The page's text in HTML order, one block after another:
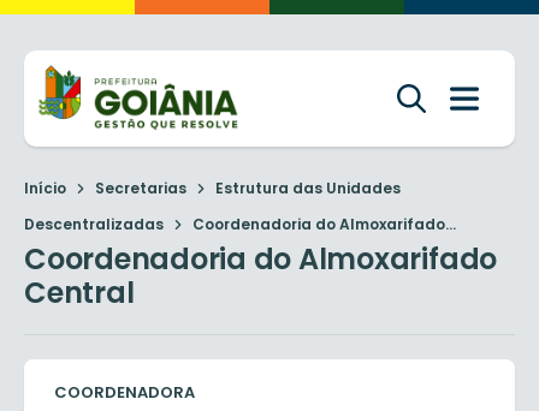
Início Secretarias
Estrutura das Unidades
Descentralizadas
Coordenadoria do Almoxarifado...
Coordenadoria do Almoxarifado
Central
COORDENADORA